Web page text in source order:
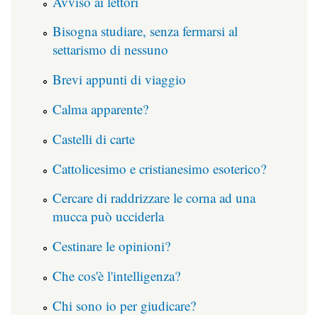
Bisogna studiare, senza fermarsi al
settarismo di nessuno
Brevi appunti di viaggio
Calma apparente?
Castelli di carte
Cattolicesimo e cristianesimo esoterico?
Cercare di raddrizzare le corna ad una
mucca può ucciderla
Cestinare le opinioni?
Che cos'è l'intelligenza?
Chi sono io per giudicare?